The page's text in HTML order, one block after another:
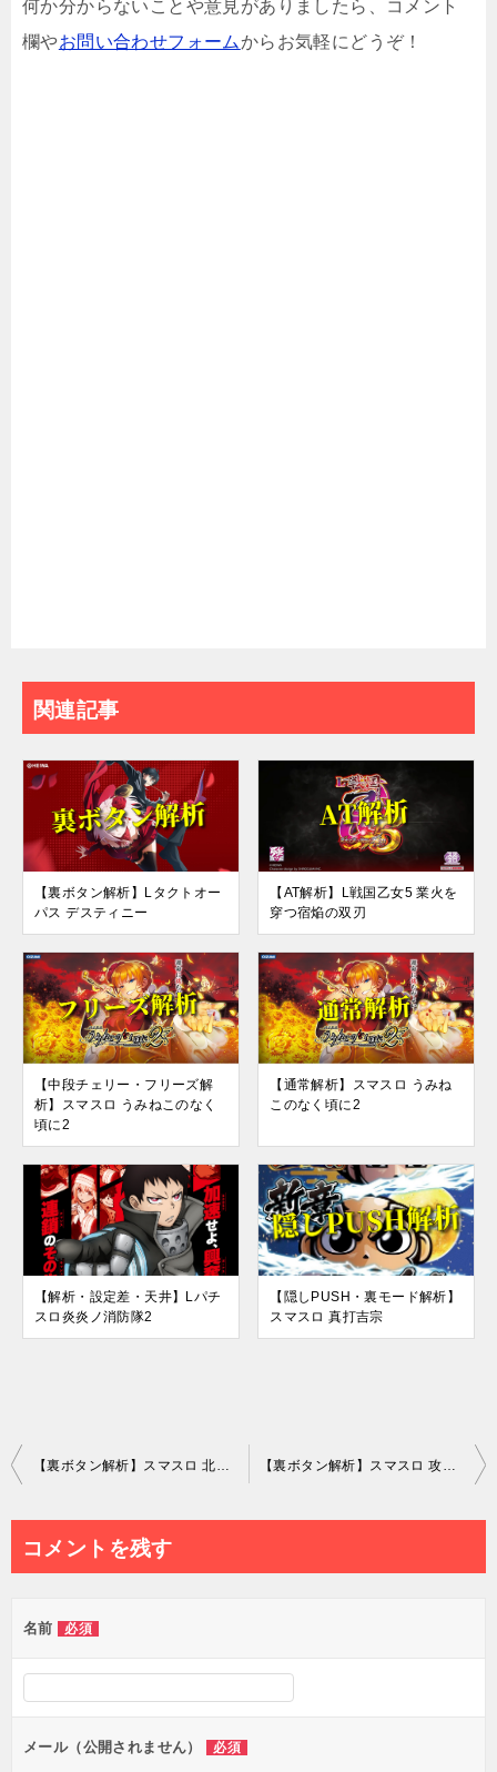
何か分からないことや意見がありましたら、コメント
欄やお問い合わせフォームからお気軽にどうぞ！
関連記事
【裏ボタン解析】Lタクトオー
パス デスティニー
【AT解析】L戦国乙女5 業火を
穿つ宿焔の双刃
【中段チェリー・フリーズ解
析】スマスロ うみねこのなく
頃に2
【通常解析】スマスロ うみね
このなく頃に2
【解析・設定差・天井】Lパチ
スロ炎炎ノ消防隊2
【隠しPUSH・裏モード解析】
スマスロ 真打吉宗
投
ビ
ー
シ
ョ
ン
【裏ボタン解析】スマスロ 北斗の拳 転生の章2 【裏ボタン解析】スマスロ 攻殻機動隊
コメントを残す
名前 必須
メール（公開されません） 必須